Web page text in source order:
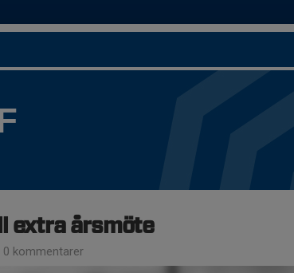
extra årsmöte
0 kommentarer